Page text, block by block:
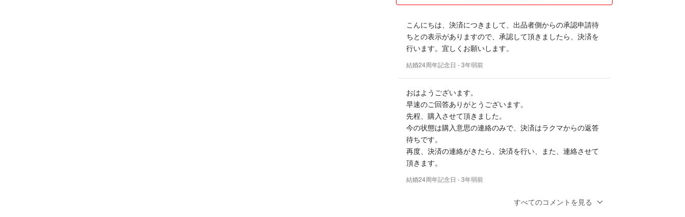
こんにちは、決済につきまして、出品者側からの承認申請待
ちとの表示がありますので、承認して頂きましたら、決済を
行います。宜しくお願いします。
結婚24周年記念日 - 3年弱前
おはようございます。
早速のご回答ありがとうございます。
先程、購入させて頂きました。
今の状態は購入意思の連絡のみで、決済はラクマからの返答
待ちです。
再度、決済の連絡がきたら、決済を行い、また、連絡させて
頂きます。
結婚24周年記念日 - 3年弱前
すべてのコメントを見る